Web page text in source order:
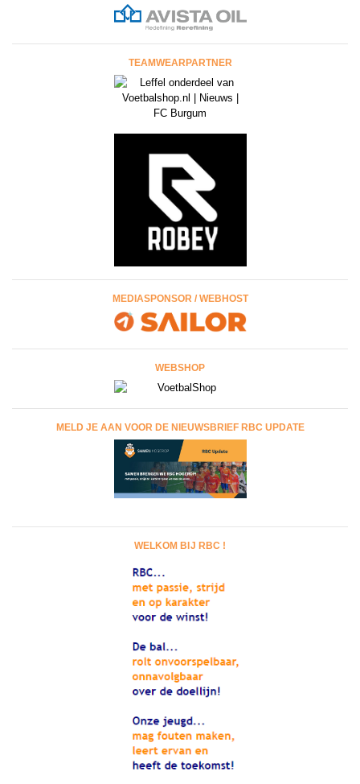
TEAMWEARPARTNER
MEDIASPONSOR / WEBHOST
WEBSHOP
MELD JE AAN VOOR DE NIEUWSBRIEF RBC UPDATE
WELKOM BIJ RBC !